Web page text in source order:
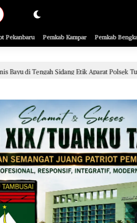
Pekanbaru Pemkab Kampar Pemkab
Etik Aparat Polsek Tualang, Penanganan